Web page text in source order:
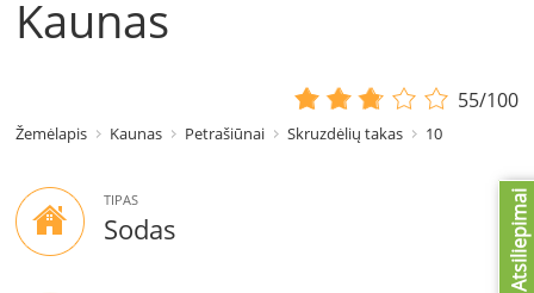
Kaunas
55/100
Žemėlapis Kaunas Petrašiūnai Skruzdėlių takas 10
TIPAS
Sodas Atsiliepimai